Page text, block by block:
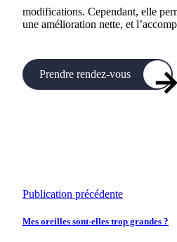
modifications. Cependant, elle
une amélioration nette, et
Prendre rendez-vous
Publication précédente
Mes oreilles sont-elles trop grandes ?